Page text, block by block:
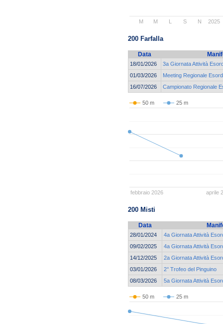
2025
M M L S N
200 Farfalla
Data
18/01/2026
3a Giornata Attività
01/03/2026
Meeting Regionale
16/07/2026
Campionato Regionale
50 m 25 m
febbraio 2026 aprile
200 Misti
Data
28/01/2024
4a Giornata Attività
09/02/2025
4a Giornata Attività
14/12/2025
2a Giornata Attività
03/01/2026
2° Trofeo del Pinguino
08/03/2026
5a Giornata Attività
50 m 25 m